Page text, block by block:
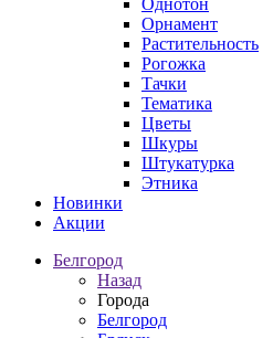
Однотон
Орнамент
Растительность
Рогожка
Тачки
Тематика
Цветы
Шкуры
Штукатурка
Этника
Новинки
Акции
Белгород
Назад
Города
Белгород